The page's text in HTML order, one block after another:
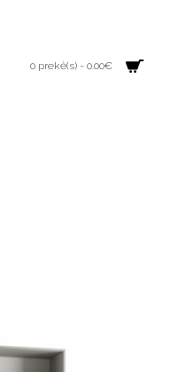
0 prekė(s) - 0.00€